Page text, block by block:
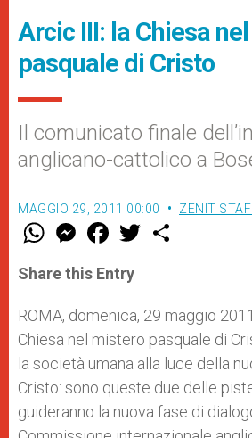
Arcic III: la Chiesa
pasquale di Cristo
Il comunicato finale
anglicano-cattolico a
MAGGIO 29, 2011 00:00 ZENIT
W
t
s
p
p
M
e
s
e
g
e
r
F
a
e
b
o
k
w
r
Share this Entry
ROMA, domenica, 29 maggio
Chiesa nel mistero pasquale di
la società umana alla luce della
Cristo: sono queste due delle
guideranno la nuova fase di